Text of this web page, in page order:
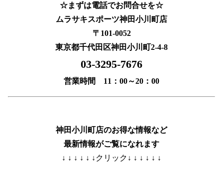
☆まずは電話でお問合せを☆
ムラサキスポーツ神田小川町店
〒101-0052
東京都千代田区神田小川町2-4-8
03-3295-7676
営業時間 11：00～20：00
神田小川町店のお得な情報など
最新情報がご覧になれます
↓ ↓ ↓ ↓ ↓ ↓クリック↓ ↓ ↓ ↓ ↓ ↓